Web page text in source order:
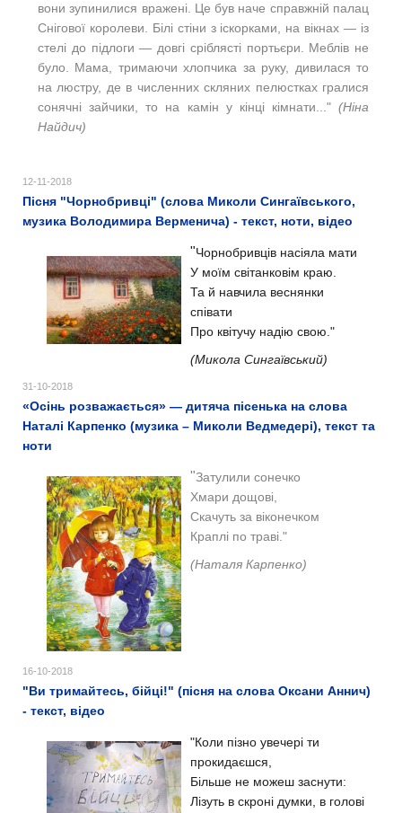
вони зупинилися вражені. Це був наче справжній палац
Снігової королеви. Білі стіни з іскорками, на вікнах — із
стелі до підлоги — довгі сріблясті портьєри. Меблів не
було. Мама, тримаючи хлопчика за руку, дивилася то
на люстру, де в численних скляних пелюстках гралися
сонячні зайчики, то на камін у кінці кімнати..." (Ніна
Найдич)
12-11-2018
Пісня "Чорнобривці" (слова Миколи Сингаївського,
музика Володимира Верменича) - текст, ноти, відео
"Чорнобривців насіяла мати
У моїм світанковім краю.
Та й навчила веснянки
співати
Про квітучу надію свою."
(Микола Сингаївський)
31-10-2018
«Осінь розважається» — дитяча пісенька на слова
Наталі Карпенко (музика – Миколи Ведмедері), текст та
ноти
"Затулили сонечко
Хмари дощові,
Скачуть за віконечком
Краплі по траві."
(Наталя Карпенко)
16-10-2018
"Ви тримайтесь, бійці!" (пісня на слова Оксани Аннич)
- текст, відео
"Коли пізно увечері ти
прокидаєшся,
Більше не можеш заснути:
Лізуть в скроні думки, в голові